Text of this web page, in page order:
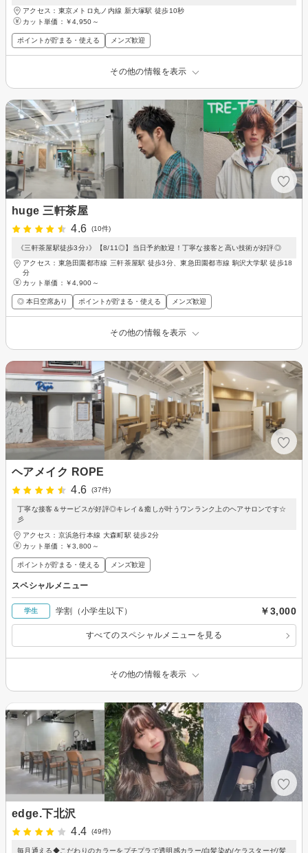
アクセス：東京メトロ丸ノ内線 新大塚駅 徒歩10秒
カット単価： ￥4,950～
ポイントが貯まる・使える メンズ歓迎
その他の情報を表示
huge 三軒茶屋
4.6
(10件)
《三軒茶屋駅徒歩3分♪》【8/11◎】当日予約歓迎！丁寧な接客と高い技術が好評◎
アクセス：東急田園都市線 三軒茶屋駅 徒歩3分、東急田園都市線 駒沢大学駅 徒歩18
分
カット単価： ￥4,900～
◎ 本日空席あり ポイントが貯まる・使える メンズ歓迎
その他の情報を表示
ヘアメイク ROPE
4.6
(37件)
丁寧な接客＆サービスが好評◎キレイ＆癒しが叶うワンランク上のヘアサロンです☆
彡
アクセス：京浜急行本線 大森町駅 徒歩2分
カット単価： ￥3,800～
ポイントが貯まる・使える メンズ歓迎
スペシャルメニュー
学生 学割（小学生以下） ￥3,000
すべてのスペシャルメニューを見る
その他の情報を表示
edge.下北沢
4.4
(49件)
毎月通える◆こだわりのカラーをプチプラで透明感カラー/白髪染め/ケラスターゼ/髪